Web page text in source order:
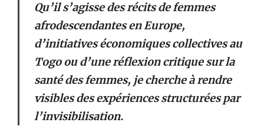
Qu’il s’agisse des récits de femmes
afrodescendantes en Europe,
d’initiatives économiques collectives au
Togo ou d’une réflexion critique sur la
santé des femmes, je cherche à rendre
visibles des expériences structurées par
l’invisibilisation.